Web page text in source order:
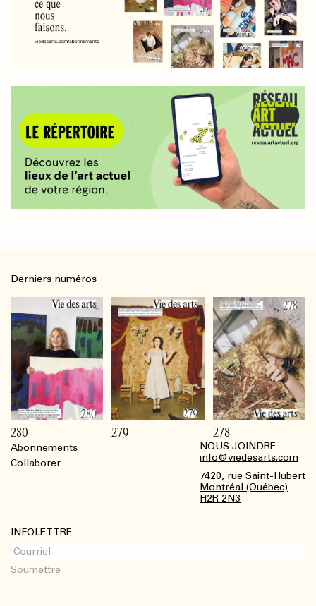
Abonnements
Collaborer
NOUS JOINDRE
info@viedesarts.com
7420, rue Saint-Hubert
Montréal (Québec)
H2R 2N3
INFOLETTRE
Derniers numéros
280 279 278